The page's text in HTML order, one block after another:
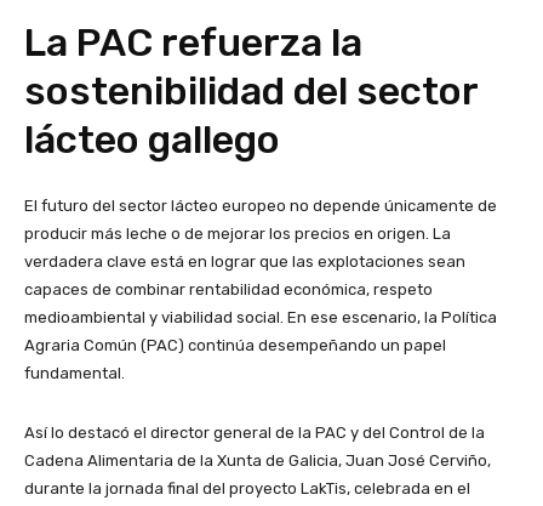
La PAC refuerza la
sostenibilidad del sector
lácteo gallego
El futuro del sector lácteo europeo no depende únicamente de
producir más leche o de mejorar los precios en origen. La
verdadera clave está en lograr que las explotaciones sean
capaces de combinar rentabilidad económica, respeto
medioambiental y viabilidad social. En ese escenario, la Política
Agraria Común (PAC) continúa desempeñando un papel
fundamental.
Así lo destacó el director general de la PAC y del Control de la
Cadena Alimentaria de la Xunta de Galicia, Juan José Cerviño,
durante la jornada final del proyecto LakTis, celebrada en el